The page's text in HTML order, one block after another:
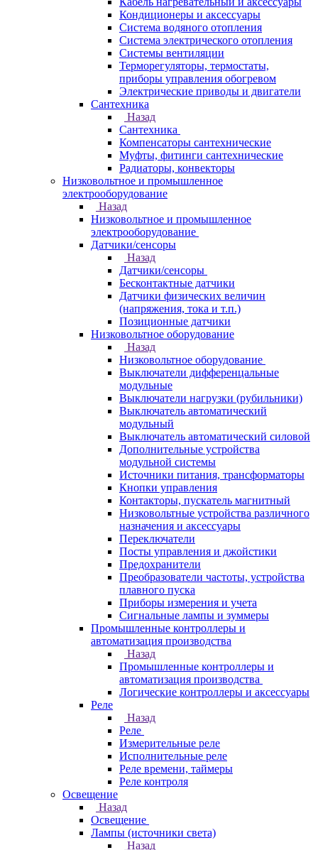
Кондиционеры и аксессуары
Система водяного отопления
Система электрического отопления
Системы вентиляции
Терморегуляторы, термостаты,
приборы управления обогревом
Электрические приводы и двигатели
Сантехника
Назад
Сантехника
Компенсаторы сантехнические
Муфты, фитинги сантехнические
Радиаторы, конвекторы
Низковольтное и промышленное
электрооборудование
Назад
Низковольтное и промышленное
электрооборудование
Датчики/сенсоры
Назад
Датчики/сенсоры
Бесконтактные датчики
Датчики физических величин
(напряжения, тока и т.п.)
Позиционные датчики
Низковольтное оборудование
Назад
Низковольтное оборудование
Выключатели дифференцальные
модульные
Выключатели нагрузки (рубильники)
Выключатель автоматический
модульный
Выключатель автоматический силовой
Дополнительные устройства
модульной системы
Источники питания, трансформаторы
Кнопки управления
Контакторы, пускатель магнитный
Низковольтные устройства различного
назначения и аксессуары
Переключатели
Посты управления и джойстики
Предохранители
Преобразователи частоты, устройства
плавного пуска
Приборы измерения и учета
Сигнальные лампы и зуммеры
Промышленные контроллеры и
автоматизация производства
Назад
Промышленные контроллеры и
автоматизация производства
Логические контроллеры и аксессуары
Реле
Назад
Реле
Измерительные реле
Исполнительные реле
Реле времени, таймеры
Реле контроля
Освещение
Назад
Освещение
Лампы (источники света)
Назад